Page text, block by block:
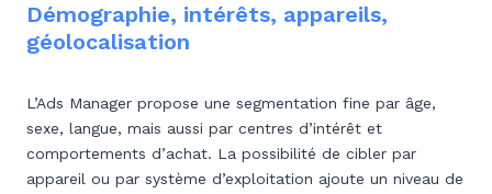
Démographie, intérêts, appareils,
géolocalisation
L’Ads Manager propose une segmentation fine par âge,
sexe, langue, mais aussi par centres d’intérêt et
comportements d’achat. La possibilité de cibler par
appareil ou par système d’exploitation ajoute un niveau de